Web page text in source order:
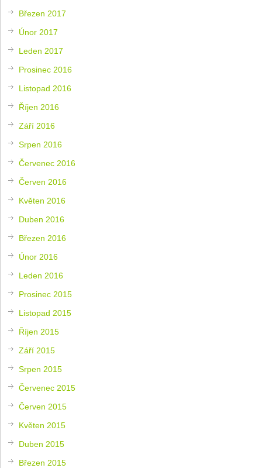
Březen 2017
Únor 2017
Leden 2017
Prosinec 2016
Listopad 2016
Říjen 2016
Září 2016
Srpen 2016
Červenec 2016
Červen 2016
Květen 2016
Duben 2016
Březen 2016
Únor 2016
Leden 2016
Prosinec 2015
Listopad 2015
Říjen 2015
Září 2015
Srpen 2015
Červenec 2015
Červen 2015
Květen 2015
Duben 2015
Březen 2015